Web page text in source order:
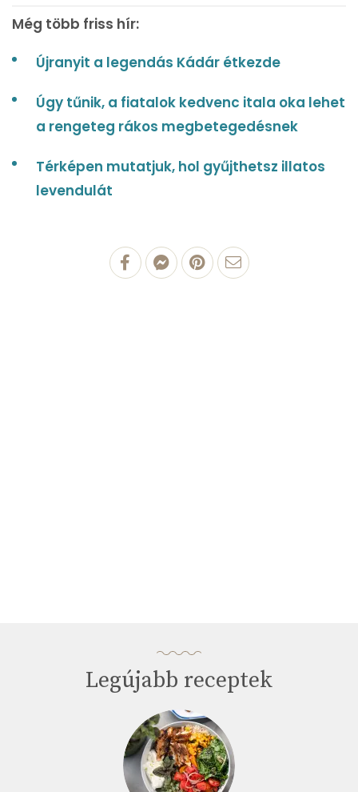
Még több friss hír:
Újranyit a legendás Kádár étkezde
Úgy tűnik, a fiatalok kedvenc itala oka lehet
a rengeteg rákos megbetegedésnek
Térképen mutatjuk, hol gyűjthetsz illatos
levendulát
Legújabb receptek